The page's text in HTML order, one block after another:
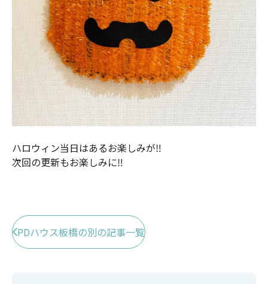
ハロウィン当日はあるお楽しみが‼️
次回の更新もお楽しみに‼️
PDハウス板橋の別の記事一覧